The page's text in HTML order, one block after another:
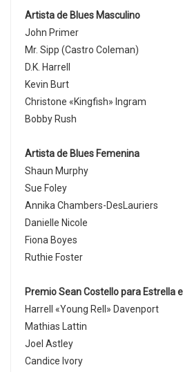
Artista de Blues Masculino
John Primer
Mr. Sipp (Castro Coleman)
D.K. Harrell
Kevin Burt
Christone «Kingfish» Ingram
Bobby Rush
Artista de Blues Femenina
Shaun Murphy
Sue Foley
Annika Chambers-DesLauriers
Danielle Nicole
Fiona Boyes
Ruthie Foster
Premio Sean Costello para Estrella
Harrell «Young Rell» Davenport
Mathias Lattin
Joel Astley
Candice Ivory